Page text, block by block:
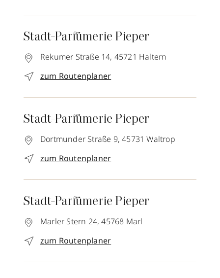
Stadt-Parfümerie Pieper
Rekumer Straße 14, 45721 Haltern
zum Routenplaner
Stadt-Parfümerie Pieper
Dortmunder Straße 9, 45731 Waltrop
zum Routenplaner
Stadt-Parfümerie Pieper
Marler Stern 24, 45768 Marl
zum Routenplaner